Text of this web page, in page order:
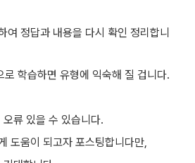
여 정답과 내용을 다시 확인 정리합니
학습하면 유형에 익숙해 질 겁니다.
류 있을 수 있습니다.
도움이 되고자 포스팅합니다만,